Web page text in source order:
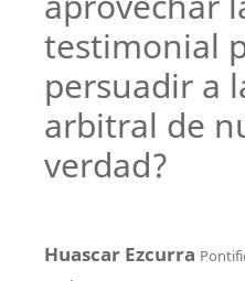
testimonial
persuadir a
arbitral de
verdad?
Huascar Ezcurra